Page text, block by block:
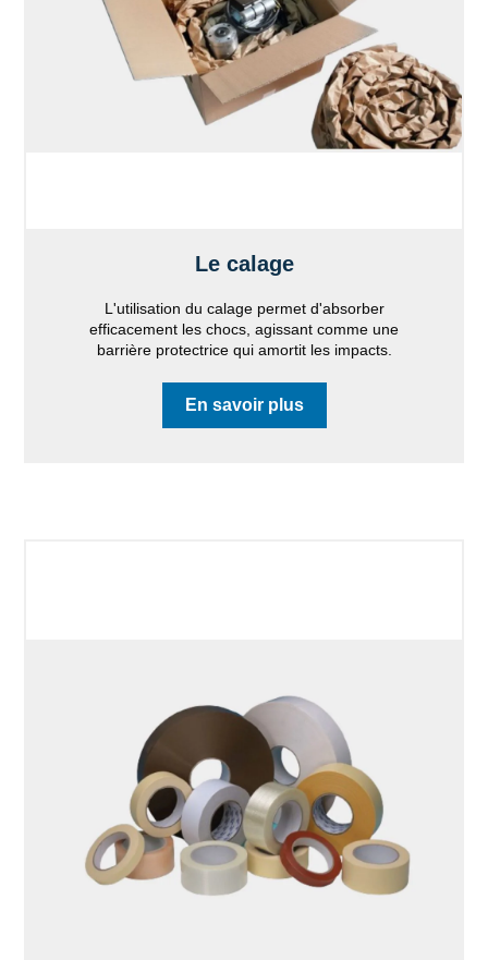
Le calage
L'utilisation du calage permet d'absorber
efficacement les chocs, agissant comme une
barrière protectrice qui amortit les impacts.
En savoir plus